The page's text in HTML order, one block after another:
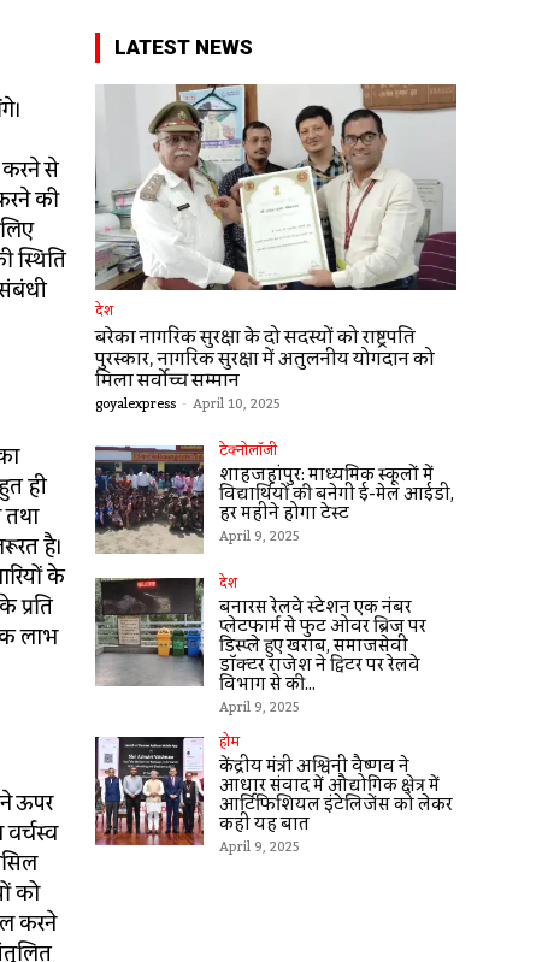
करने से
की
स्थिति
ही
है।
के
लाभ
ऊपर
को
करने
LATEST NEWS
देश
बरेका नागरिक सुरक्षा के दो सदस्यों को राष्ट्रपति
पुरस्कार, नागरिक सुरक्षा में अतुलनीय योगदान को
मिला सर्वोच्च सम्मान
goyalexpress - April 10, 2025
टेक्नोलॉजी
शाहजहांपुर: माध्यमिक स्कूलाें में
विद्यार्थियों की बनेगी ई-मेल आईडी,
हर महीने होगा टेस्ट
April 9, 2025
देश
बनारस रेलवे स्टेशन एक नंबर
प्लेटफार्म से फुट ओवर ब्रिज पर
डिस्प्ले हुए खराब, समाजसेवी
डॉक्टर राजेश ने ट्विटर पर रेलवे
विभाग से की...
April 9, 2025
होम
केंद्रीय मंत्री अश्विनी वैष्णव ने
आधार संवाद में औद्योगिक क्षेत्र में
आर्टिफिशियल इंटेलिजेंस को लेकर
कहीं यह बात
April 9, 2025